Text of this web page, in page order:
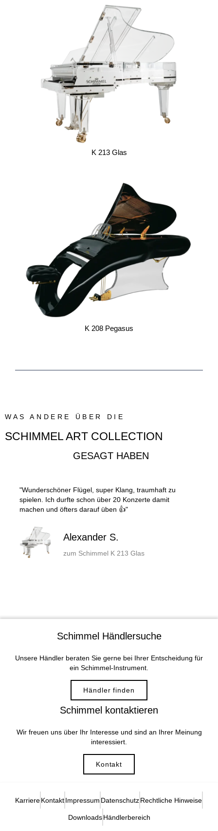
K 213 Glas
K 208 Pegasus
WAS ANDERE ÜBER DIE
SCHIMMEL ART COLLECTION
GESAGT HABEN
"Wunderschöner Flügel, super Klang, traumhaft zu
spielen. Ich durfte schon über 20 Konzerte damit
machen und öfters darauf üben 👍"
Alexander S.
zum Schimmel K 213 Glas
Schimmel Händlersuche
Unsere Händler beraten Sie gerne bei Ihrer Entscheidung für
ein Schimmel-Instrument.
Händler finden
Schimmel kontaktieren
Wir freuen uns über Ihr Interesse und sind an Ihrer Meinung
interessiert.
Kontakt
KarriereKontaktImpressum DatenschutzRechtliche Hinweise
Downloads Händlerbereich